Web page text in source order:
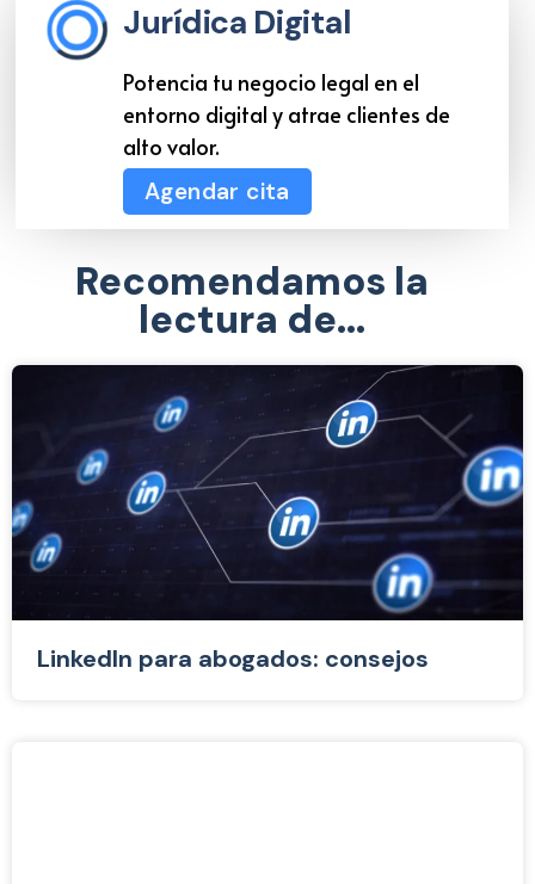
Jurídica Digital
Potencia tu negocio legal en el
entorno digital y atrae clientes de
alto valor.
Agendar cita
Recomendamos la
lectura de...
LinkedIn para abogados: consejos